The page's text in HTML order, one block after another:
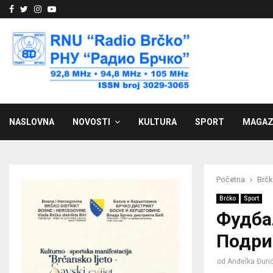
Facebook
Twitter
Instagram
Youtube
NASLOVNA NOVOSTI KULTURA SPORT
Početna
Brčko Sport
od Anđelka Đurić